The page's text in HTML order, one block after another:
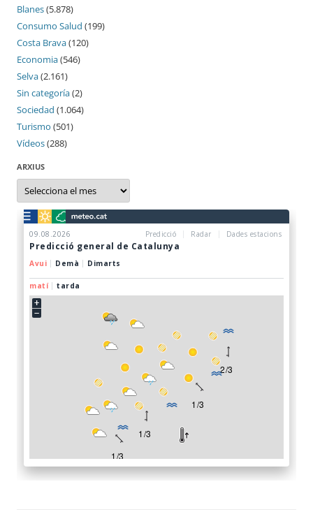
Blanes(5.878)
Consumo Salud (199)
Costa Brava(120)
Economia(546)
Selva(2.161)
Sin categoría(2)
Sociedad (1.064)
Turismo (501)
Vídeos(288)
ARXIUS
Arxius